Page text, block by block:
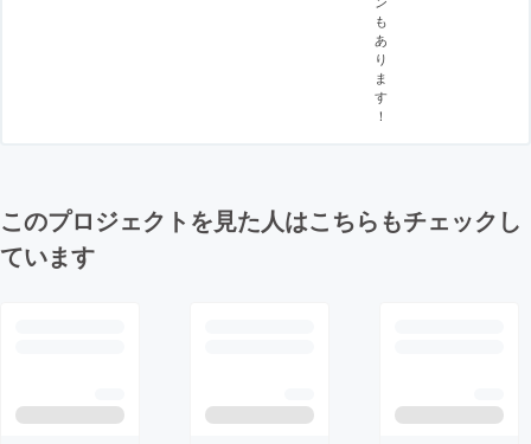
も
あ
り
ま
す
！
このプロジェクトを見た人はこちらもチェックし
ています